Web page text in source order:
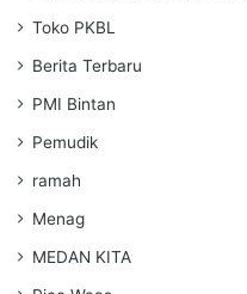
Toko PKBL
Berita Terbaru
PMI Bintan
Pemudik
ramah
Menag
MEDAN KITA